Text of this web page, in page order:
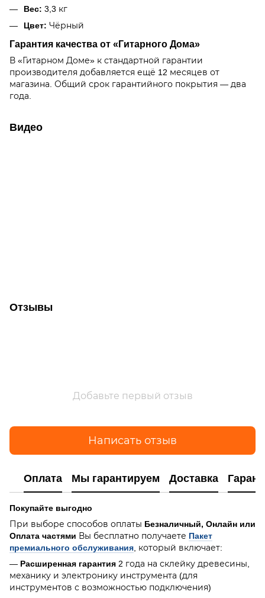
Вес: 3,3 кг
Цвет: Чёрный
Гарантия качества от «Гитарного Дома»
В «Гитарном Доме» к стандартной гарантии
производителя добавляется ещё 12 месяцев от
магазина. Общий срок гарантийного покрытия — два
года.
Видео
Отзывы
Добавьте первый отзыв
Написать отзыв
Оплата Мы гарантируем Доставка
Покупайте выгодно
При выборе способов оплаты Безналичный, Онлайн или
Оплата частями Вы бесплатно получаете Пакет
премиального обслуживания, который включает:
— Расширенная гарантия 2 года на склейку древесины,
механику и электронику инструмента (для
инструментов с возможностью подключения)